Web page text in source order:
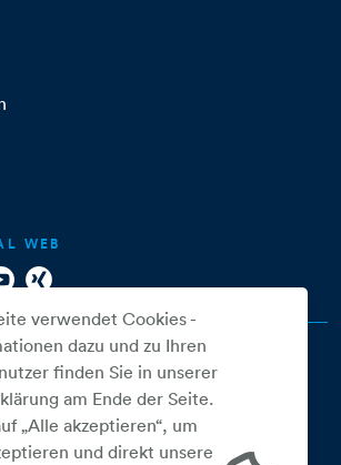
WEB
verwendet Cookies -
dazu und zu Ihren
finden Sie in unserer
am Ende der Seite.
„Alle akzeptieren“, um
und direkt unsere